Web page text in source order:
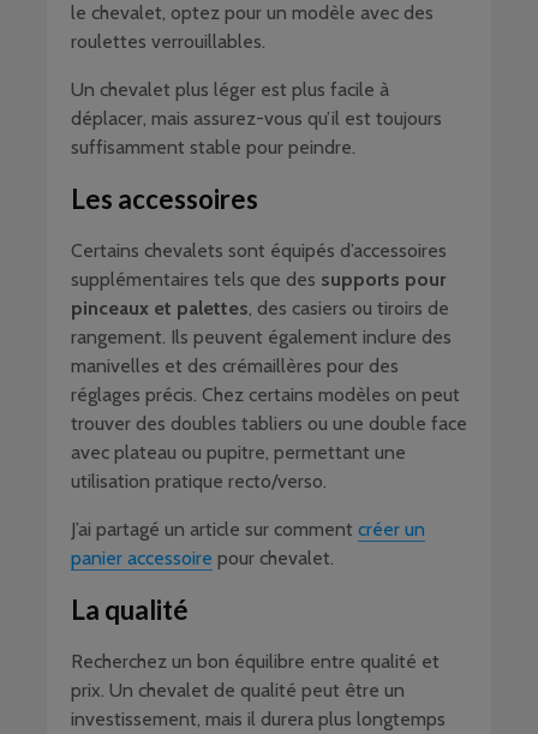
le chevalet, optez pour un modèle avec des
roulettes verrouillables.
Un chevalet plus léger est plus facile à
déplacer, mais assurez-vous qu’il est toujours
suffisamment stable pour peindre.
Les accessoires
Certains chevalets sont équipés d’accessoires
supplémentaires tels que des supports pour
pinceaux et palettes, des casiers ou tiroirs de
rangement. Ils peuvent également inclure des
manivelles et des crémaillères pour des
réglages précis. Chez certains modèles on peut
trouver des doubles tabliers ou une double face
avec plateau ou pupitre, permettant une
utilisation pratique recto/verso.
J’ai partagé un article sur comment créer un
panier accessoire pour chevalet.
La qualité
Recherchez un bon équilibre entre qualité et
prix. Un chevalet de qualité peut être un
investissement, mais il durera plus longtemps